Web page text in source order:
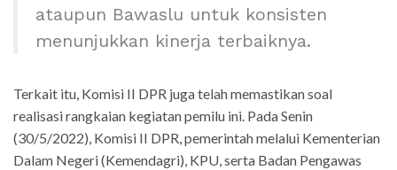
ataupun Bawaslu untuk konsisten
menunjukkan kinerja terbaiknya.
Terkait itu, Komisi II DPR juga telah memastikan soal
realisasi rangkaian kegiatan pemilu ini. Pada Senin
(30/5/2022), Komisi II DPR, pemerintah melalui Kementerian
Dalam Negeri (Kemendagri), KPU, serta Badan Pengawas